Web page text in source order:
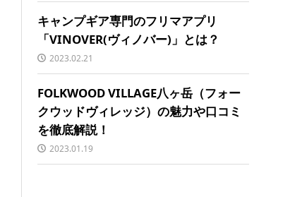
キャンプギア専門のフリマアプリ
「VINOVER(ヴィノバー)」とは？
2023.02.21
FOLKWOOD VILLAGE八ヶ岳（フォー
クウッドヴィレッジ）の魅力や口コミ
を徹底解説！
2023.01.19